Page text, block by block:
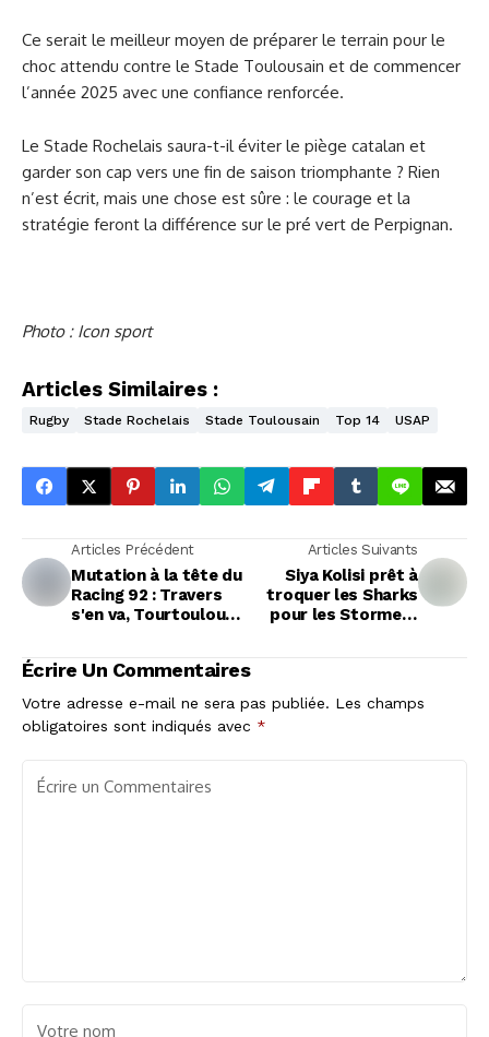
Ce serait le meilleur moyen de préparer le terrain pour le
choc attendu contre le Stade Toulousain et de commencer
l’année 2025 avec une confiance renforcée.
Le Stade Rochelais saura-t-il éviter le piège catalan et
garder son cap vers une fin de saison triomphante ? Rien
n’est écrit, mais une chose est sûre : le courage et la
stratégie feront la différence sur le pré vert de Perpignan.
Photo : Icon sport
Articles Similaires :
Rugby Stade Rochelais Stade Toulousain Top 14 USAP
Articles Précédent
Mutation à la tête du
Racing 92 : Travers
s'en va, Tourtoulou
Articles Suivants
Siya Kolisi prêt à
troquer les Sharks
pour les Stormers
Écrire Un Commentaires
Votre adresse e-mail ne sera pas publiée. Les champs
obligatoires sont indiqués avec *